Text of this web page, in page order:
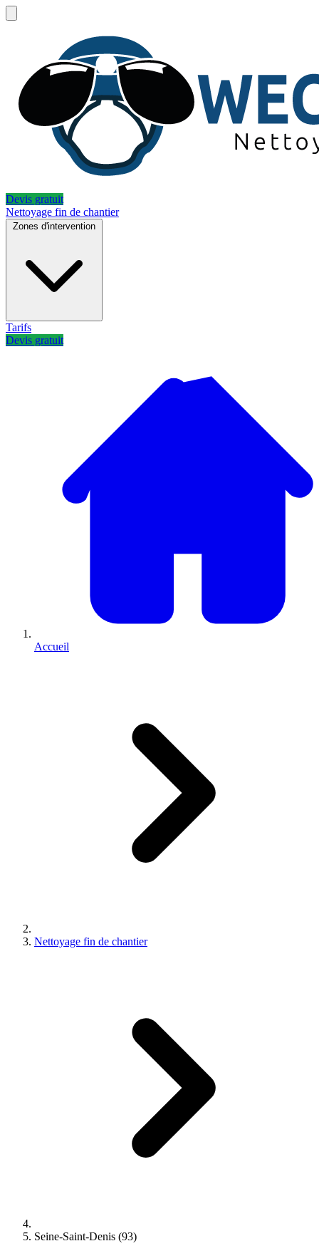
Devis gratuit
Nettoyage fin de chantier
Zones d'intervention
Tarifs
Devis gratuit
Accueil
Nettoyage fin de chantier
Seine-Saint-Denis (93)